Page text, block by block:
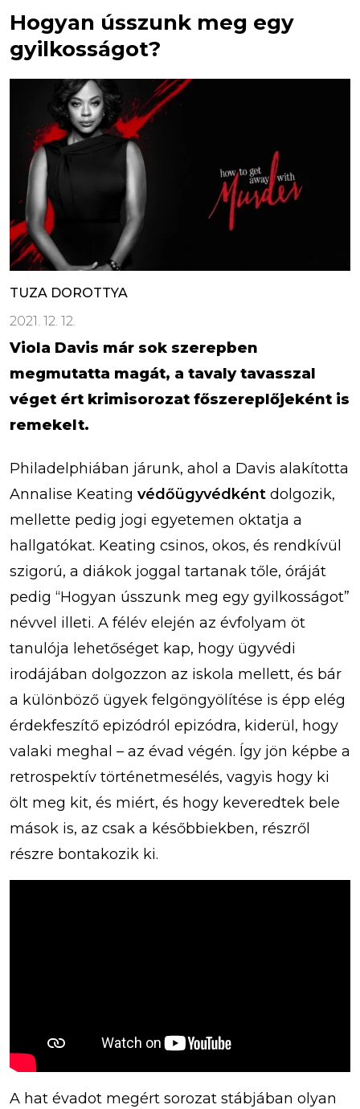
Hogyan ússzunk meg egy
gyilkosságot?
TUZA DOROTTYA
2021. 12. 12.
Viola Davis már sok szerepben
megmutatta magát, a tavaly tavasszal
véget ért krimisorozat főszereplőjeként is
remekelt.
Philadelphiában járunk, ahol a Davis alakította
Annalise Keating védőügyvédként dolgozik,
mellette pedig jogi egyetemen oktatja a
hallgatókat. Keating csinos, okos, és rendkívül
szigorú, a diákok joggal tartanak tőle, óráját
pedig “Hogyan ússzunk meg egy gyilkosságot”
névvel illeti. A félév elején az évfolyam öt
tanulója lehetőséget kap, hogy ügyvédi
irodájában dolgozzon az iskola mellett, és bár
a különböző ügyek felgöngyölítése is épp elég
érdekfeszítő epizódról epizódra, kiderül, hogy
valaki meghal – az évad végén. Így jön képbe a
retrospektív történetmesélés, vagyis hogy ki
ölt meg kit, és miért, és hogy keveredtek bele
mások is, az csak a későbbiekben, részről
részre bontakozik ki.
A hat évadot megért sorozat stábjában olyan